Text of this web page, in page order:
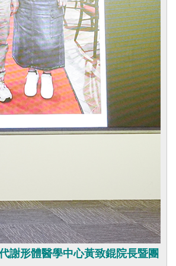
謝形體醫學中心黃致錕院長暨團